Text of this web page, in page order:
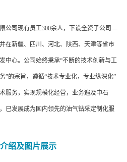
公司现有员工300余人，下设全资子公司—
在新疆、四川、河北、陕西、天津等省市
中心。公司始终秉承“不断的技术创新与工
”的宗旨，遵循“技术专业化，专业纵深化”
服务，实现规模化经营，业务遍及中石
已发展成为国内领先的油气钻采定制化服
绍及图片展示